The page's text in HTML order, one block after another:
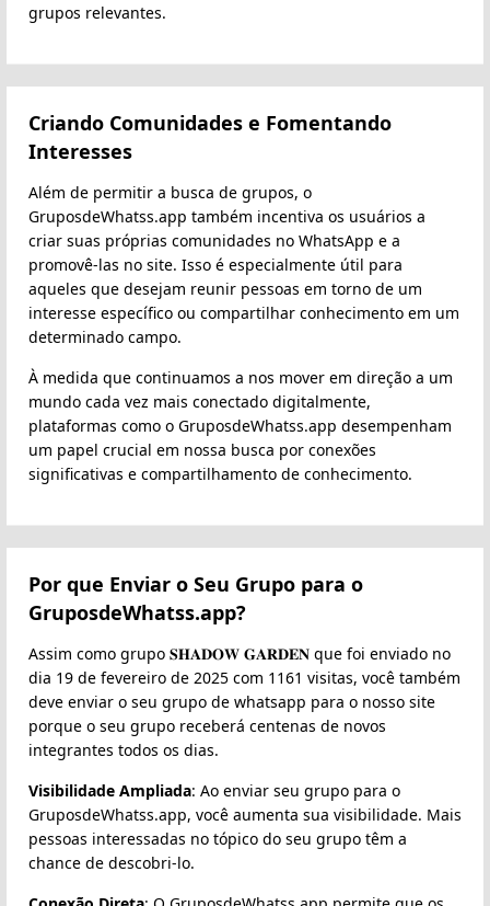
grupos relevantes.
Criando Comunidades e Fomentando
Interesses
Além de permitir a busca de grupos, o
GruposdeWhatss.app também incentiva os usuários a
criar suas próprias comunidades no WhatsApp e a
promovê-las no site. Isso é especialmente útil para
aqueles que desejam reunir pessoas em torno de um
interesse específico ou compartilhar conhecimento em um
determinado campo.
À medida que continuamos a nos mover em direção a um
mundo cada vez mais conectado digitalmente,
plataformas como o GruposdeWhatss.app desempenham
um papel crucial em nossa busca por conexões
significativas e compartilhamento de conhecimento.
Por que Enviar o Seu Grupo para o
GruposdeWhatss.app?
Assim como grupo 𝐒𝐇𝐀𝐃𝐎𝐖 𝐆𝐀𝐑𝐃𝐄𝐍 que foi enviado no
dia 19 de fevereiro de 2025 com 1161 visitas, você também
deve enviar o seu grupo de whatsapp para o nosso site
porque o seu grupo receberá centenas de novos
integrantes todos os dias.
Visibilidade Ampliada: Ao enviar seu grupo para o
GruposdeWhatss.app, você aumenta sua visibilidade. Mais
pessoas interessadas no tópico do seu grupo têm a
chance de descobri-lo.